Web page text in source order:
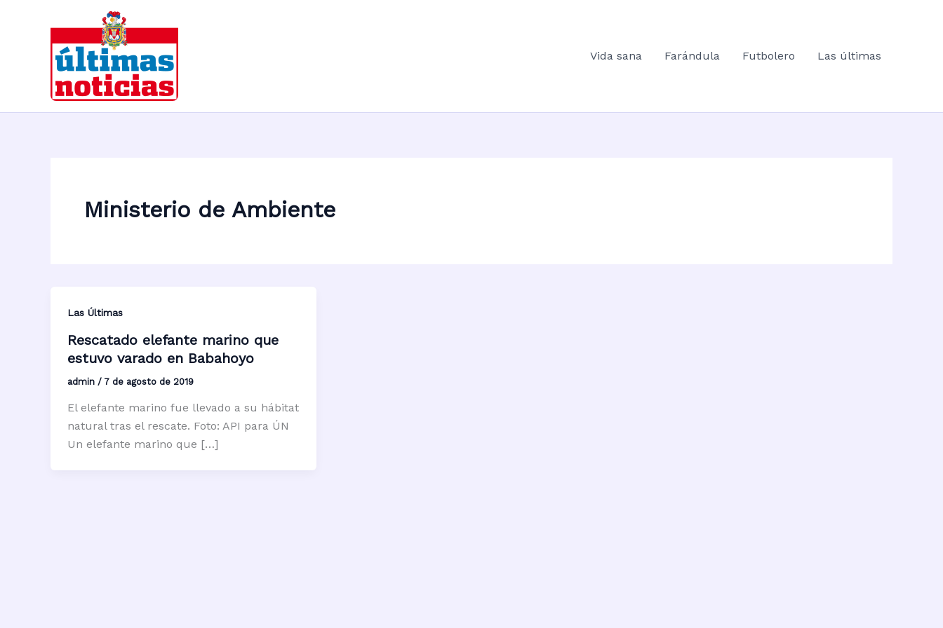
contenido
Vida sana
Farándula Futbolero Las últimas
Ministerio de Ambiente
Las Últimas
Rescatado elefante marino que
estuvo varado en Babahoyo
admin / 7 de agosto de 2019
El elefante marino fue llevado a su hábitat
natural tras el rescate. Foto: API para ÚN
Un elefante marino que […]